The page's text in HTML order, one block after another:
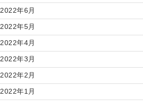
2022年6月
2022年5月
2022年4月
2022年3月
2022年2月
2022年1月